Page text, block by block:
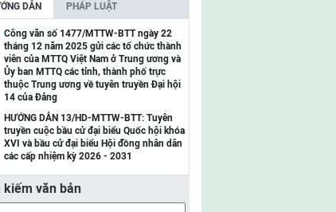
Việt Nam tỉnh Cao Bằng
UBMTTQ Việt Nam tỉnh Lạng Sơn
UBMTTQ Việt Nam tỉnh Lai Châu
UBMTTQ Việt Nam tỉnh Điện Biên
UBMTTQ Việt Nam tỉnh Sơn La
UBMTTQ Việt Nam tỉnh Thanh Hóa
Việt Nam tỉnh Nghệ An
DẪN PHÁP LUẬT
Công văn số 1477/MTTW-BTT ngày 22
tháng 12 năm 2025 gửi các tổ chức thành
viên của MTTQ Việt Nam ở Trung ương và
Ủy ban MTTQ các tỉnh, thành phố trực
thuộc Trung ương về tuyên truyền Đại hội
14 của Đảng
HƯỚNG DẪN 13/HD-MTTW-BTT: Tuyên
truyền cuộc bầu cử đại biểu Quốc hội khóa
XVI và bầu cử đại biểu Hội đồng nhân dân
các cấp nhiệm kỳ 2026 - 2031
kiếm văn bản